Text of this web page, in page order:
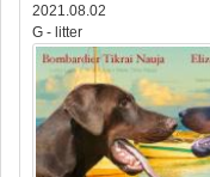
2021.08.02
G - litter